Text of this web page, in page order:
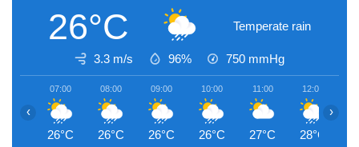
26°C Temperate rain
3.3 m/s 96% 750 mmHg
07:00
26°C
08:00
26°C
09:00
26°C
10:00
26°C
11:00
27°C
12:00
28°C
‹ ›